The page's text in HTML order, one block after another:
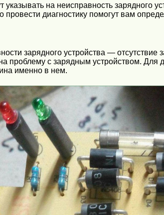
на неисправность зарядного
диагностику помогут вам
зарядного устройства —
проблему с зарядным устройством.
именно в нем.